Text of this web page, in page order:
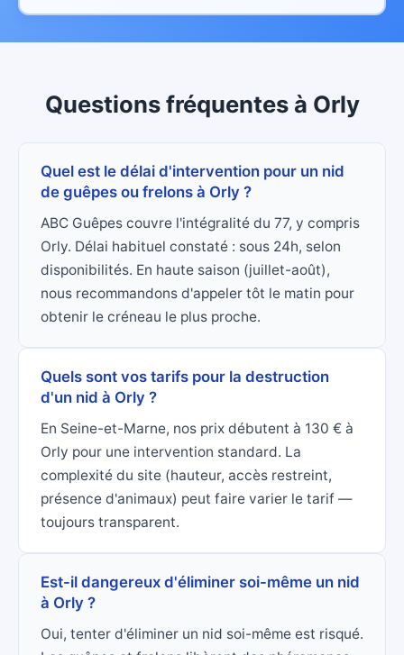
Questions fréquentes à Orly
Quel est le délai d'intervention pour un nid
de guêpes ou frelons à Orly ?
ABC Guêpes couvre l'intégralité du 77, y compris
Orly. Délai habituel constaté : sous 24h, selon
disponibilités. En haute saison (juillet-août),
nous recommandons d'appeler tôt le matin pour
obtenir le créneau le plus proche.
Quels sont vos tarifs pour la destruction
d'un nid à Orly ?
En Seine-et-Marne, nos prix débutent à 130 € à
Orly pour une intervention standard. La
complexité du site (hauteur, accès restreint,
présence d'animaux) peut faire varier le tarif —
toujours transparent.
Est-il dangereux d'éliminer soi-même un nid
à Orly ?
Oui, tenter d'éliminer un nid soi-même est risqué.